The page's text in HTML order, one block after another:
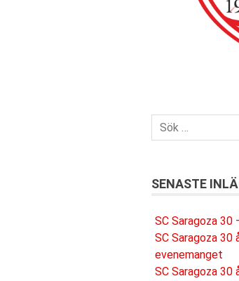
SENASTE
SC Saragoza 30
SC Saragoza 30
evenemanget
SC Saragoza 30